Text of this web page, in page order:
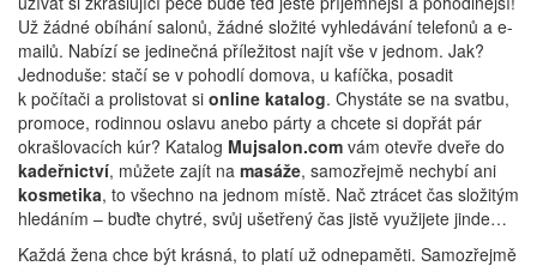
Už žádné obíhání salonů, žádné složité vyhledávání telefonů a e-
mailů. Nabízí se jedinečná příležitost najít vše v jednom. Jak?
Jednoduše: stačí se v pohodlí domova, u kafíčka, posadit
k počítači a prolistovat si online katalog. Chystáte se na svatbu,
promoce, rodinnou oslavu anebo párty a chcete si dopřát pár
okrašlovacích kúr? Katalog Mujsalon.com vám otevře dveře do
kadeřnictví, můžete zajít na masáže, samozřejmě nechybí ani
kosmetika, to všechno na jednom místě. Nač ztrácet čas složitým
hledáním – buďte chytré, svůj ušetřený čas jistě využijete jinde…
Každá žena chce být krásná, to platí už odnepaměti. Samozřejmě